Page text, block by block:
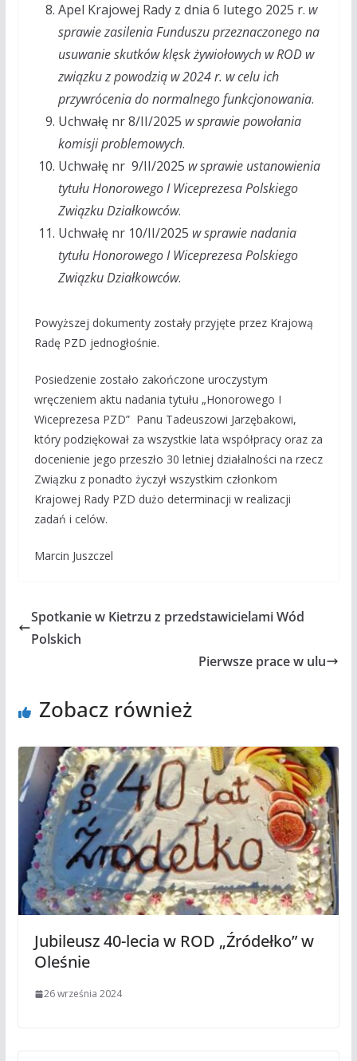
Apel Krajowej Rady z dnia 6 lutego 2025 r. w
sprawie zasilenia Funduszu przeznaczonego na
usuwanie skutków klęsk żywiołowych w ROD w
związku z powodzią w 2024 r. w celu ich
przywrócenia do normalnego funkcjonowania.
Uchwałę nr 8/II/2025 w sprawie powołania
komisji problemowych.
Uchwałę nr 9/II/2025 w sprawie ustanowienia
tytułu Honorowego I Wiceprezesa Polskiego
Związku Działkowców.
Uchwałę nr 10/II/2025 w sprawie nadania
tytułu Honorowego I Wiceprezesa Polskiego
Związku Działkowców.
Powyższej dokumenty zostały przyjęte przez Krajową
Radę PZD jednogłośnie.
Posiedzenie zostało zakończone uroczystym
wręczeniem aktu nadania tytułu „Honorowego I
Wiceprezesa PZD” Panu Tadeuszowi Jarzębakowi,
który podziękował za wszystkie lata współpracy oraz za
docenienie jego przeszło 30 letniej działalności na rzecz
Związku z ponadto życzył wszystkim członkom
Krajowej Rady PZD dużo determinacji w realizacji
zadań i celów.
Marcin Juszczel
Spotkanie w Kietrzu z przedstawicielami Wód
Polskich
Pierwsze prace w ulu
Zobacz również
Jubileusz 40-lecia w ROD „Źródełko” w
Oleśnie
26 września 2024